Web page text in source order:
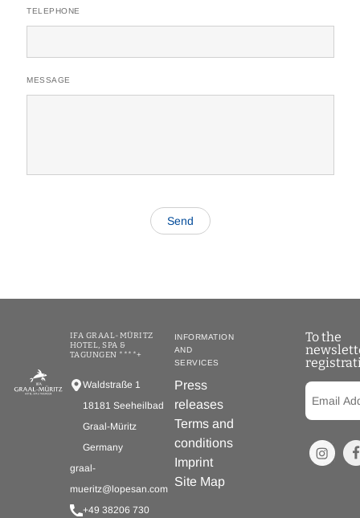
TELEPHONE
MESSAGE
IFA GRAAL-MÜRITZ
HOTEL, SPA &
TAGUNGEN ****+
Waldstraße 1
18181 Seeheilbad
Graal-Müritz
Germany
graal-
mueritz@lopesan.com
+49 38206 730
INFORMATION
AND
SERVICES
Press
releases
Terms and
conditions
Imprint
Site Map
To the